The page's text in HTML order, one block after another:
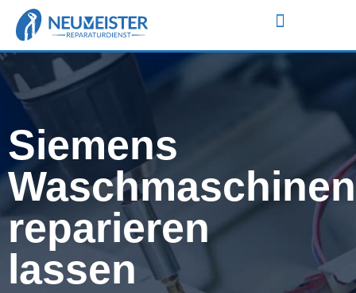
Siemens
Waschmaschinen
reparieren
lassen